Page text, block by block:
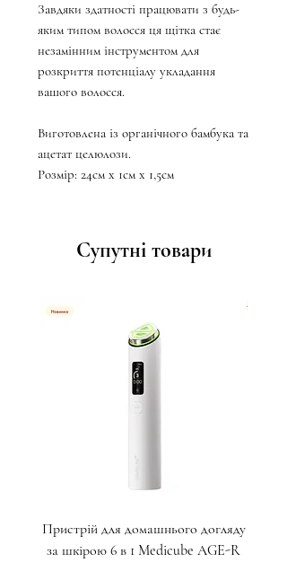
Завдяки здатності працювати з будь-
яким типом волосся ця щітка стає
незамінним інструментом для
розкриття потенціалу укладання
вашого волосся.
Виготовлена із органічного бамбука та
ацетат целюлози.
Розмір: 24см х 1см х 1,5см
Супутні товари
Пристрій для домашнього догляду
за шкірою 6 в 1 Medicube AGE-R